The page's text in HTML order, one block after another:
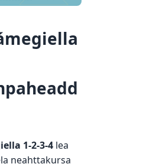
1-2-3-4 lea
neahttakursa